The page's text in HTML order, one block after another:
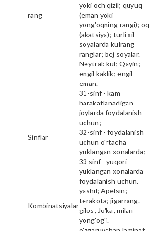
rang
yoki och qizil; quyuq
(eman yoki
yong'oqning rangi); oq
(akatsiya); turli xil
soyalarda kulrang
ranglar; bej soyalar.
Neytral: kul; Qayin;
engil kaklik; engil
eman.
Sinflar
31-sinf - kam
harakatlanadigan
joylarda foydalanish
uchun;
32-sinf - foydalanish
uchun o'rtacha
yuklangan xonalarda;
33 sinf - yuqori
yuklangan xonalarda
foydalanish uchun.
Kombinatsiyalar
yashil; Apelsin;
terakota; jigarrang.
gilos; Jo'ka; milan
yong'og'i.